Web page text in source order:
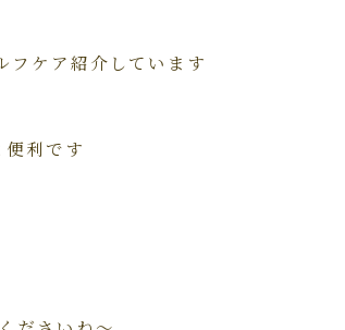
ケア紹介しています
利です